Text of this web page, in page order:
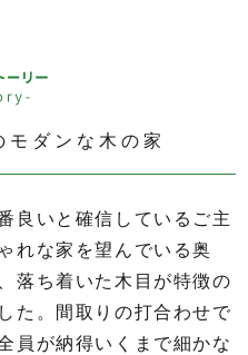
モダンな木の家
良いと確信しているご主
れな家を望んでいる奥
落ち着いた木目が特徴の
た。間取りの打合わせで
員が納得いくまで細かな